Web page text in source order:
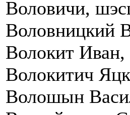
Воловичи,
Воловницкий
Волокит Иван,
Волокитич
Волошын